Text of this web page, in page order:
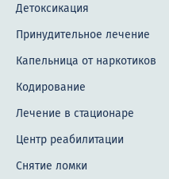
Детоксикация
Принудительное лечение
Капельница от наркотиков
Кодирование
Лечение в стационаре
Центр реабилитации
Снятие ломки